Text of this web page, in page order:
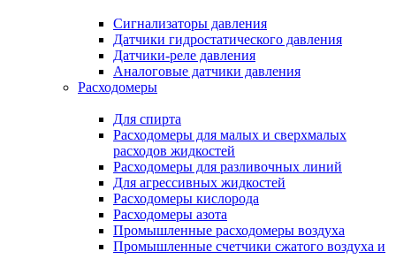
Сигнализаторы давления
Датчики гидростатического давления
Датчики-реле давления
Аналоговые датчики давления
Расходомеры
Для спирта
Расходомеры для малых и сверхмалых
расходов жидкостей
Расходомеры для разливочных линий
Для агрессивных жидкостей
Расходомеры кислорода
Расходомеры азота
Промышленные расходомеры воздуха
Промышленные счетчики сжатого воздуха и